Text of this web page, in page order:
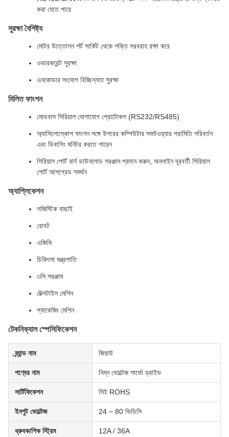
করা যেতে পারে
সুরক্ষা বৈশিষ্ট্য
মোটর উত্তোলন শর্ট সার্কিট থেকে শক্তি সরবরাহ রক্ষা করে
ওভারকরেন্ট সুরক্ষা
এনকোডার সংযোগ বিচ্ছিন্নতা সুরক্ষা
মিলিত ফাংশন
মোডবাস সিরিয়াল যোগাযোগ প্রোটোকল (RS232/RS485)
অ্যাসিলোস্কোপ ফাংশন সঙ্গে উপরের কম্পিউটার সফটওয়্যার পরামিতি পরিবর্তন
এবং ডিবাগিং মনিটর করতে পারেন
সিরিয়াল পোর্ট বার্ন ডাউনলোড সরঞ্জাম প্রদান করুন, অনলাইন দূরবর্তী সিরিয়াল
পোর্ট আপগ্রেড সমর্থন
অ্যাপ্লিকেশন
লজিস্টিক বাছাই
রোবট
এজিভি
চিকিৎসা যন্ত্রপাতি
৩সি সরঞ্জাম
টেক্সটাইল মেশিন
প্যাকেজিং মেশিন
টেকনিক্যাল স্পেসিফিকেশন
ব্র্যান্ড নাম জিয়াউ
পণ্যের নাম নিম্ন ভোল্টেজ সার্ভো ড্রাইভ
সার্টিফিকেশন সিই ROHS
ইনপুট ভোল্টেজ 24 ~ 80 ভিডিসি
ধ্রুবক/পিক স্ট্রিম 12A / 36A